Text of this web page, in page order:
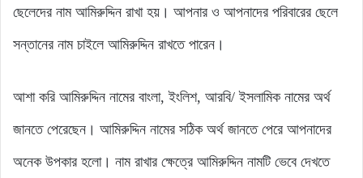
ছেলেদের নাম আমিরুদ্দিন রাখা হয়। আপনার ও আপনাদের পরিবারের ছেলে
সন্তানের নাম চাইলে আমিরুদ্দিন রাখতে পারেন।
আশা করি আমিরুদ্দিন নামের বাংলা, ইংলিশ, আরবি/ ইসলামিক নামের অর্থ
জানতে পেরেছেন। আমিরুদ্দিন নামের সঠিক অর্থ জানতে পেরে আপনাদের
অনেক উপকার হলো। নাম রাখার ক্ষেত্রে আমিরুদ্দিন নামটি ভেবে দেখতে